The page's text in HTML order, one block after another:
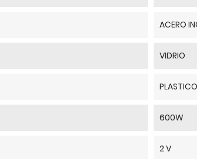
ACERO
VIDRIO
PLASTICO
600W
2 V